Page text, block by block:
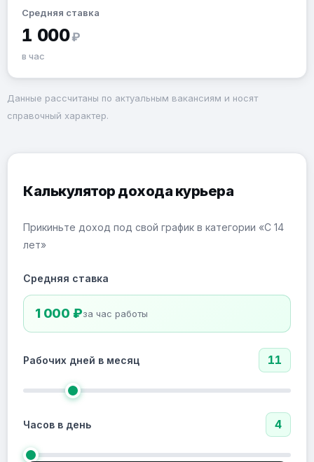
Средняя ставка
1 000 ₽
в час
Данные рассчитаны по актуальным вакансиям и носят
справочный характер.
Калькулятор дохода курьера
Прикиньте доход под свой график в категории «С 14
лет»
Средняя ставка
1 000 ₽за час работы
Рабочих дней в месяц 11
Часов в день 4